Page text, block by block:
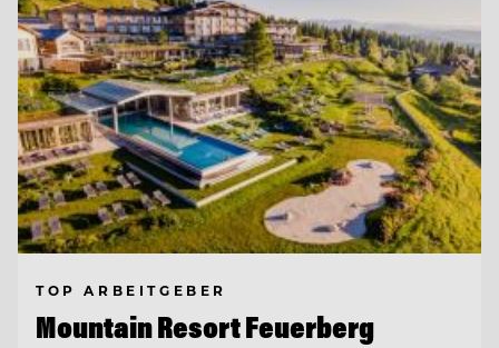
TOP ARBEITGEBER
Mountain Resort Feuerberg